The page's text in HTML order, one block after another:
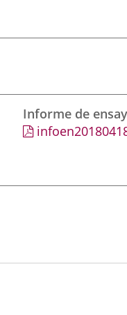
Informe de